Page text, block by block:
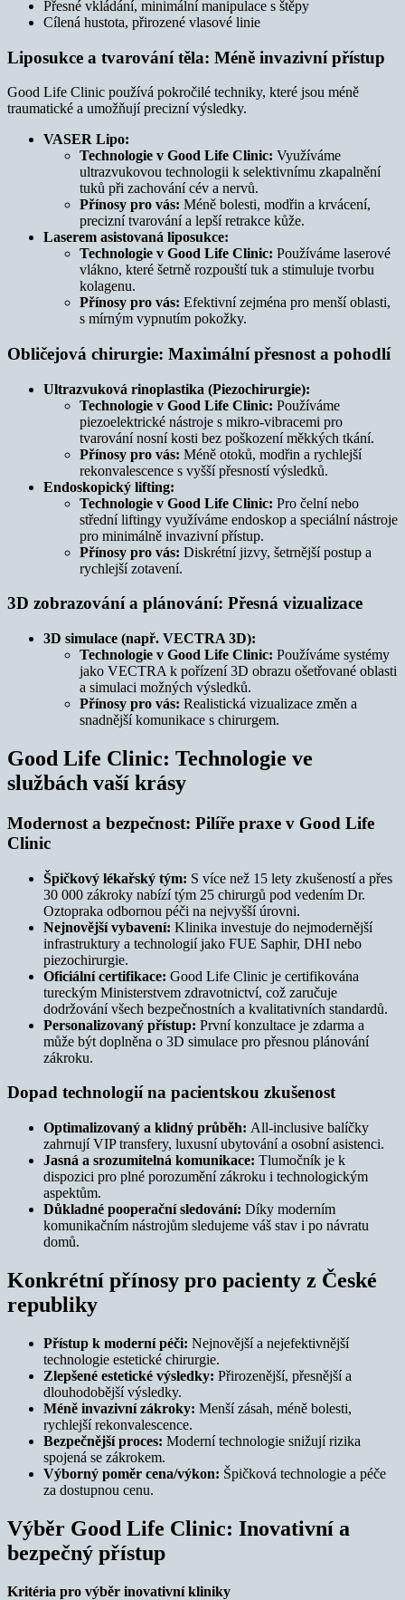
Přesné vkládání, minimální manipulace s štěpy
Cílená hustota, přirozené vlasové linie
Liposukce a tvarování těla: Méně invazivní přístup
Good Life Clinic používá pokročilé techniky, které jsou méně
traumatické a umožňují precizní výsledky.
VASER Lipo:
Technologie v Good Life Clinic: Využíváme
ultrazvukovou technologii k selektivnímu zkapalnění
tuků při zachování cév a nervů.
Přínosy pro vás: Méně bolesti, modřin a krvácení,
precizní tvarování a lepší retrakce kůže.
Laserem asistovaná liposukce:
Technologie v Good Life Clinic: Používáme laserové
vlákno, které šetrně rozpouští tuk a stimuluje tvorbu
kolagenu.
Přínosy pro vás: Efektivní zejména pro menší oblasti,
s mírným vypnutím pokožky.
Obličejová chirurgie: Maximální přesnost a pohodlí
Ultrazvuková rinoplastika (Piezochirurgie):
Technologie v Good Life Clinic: Používáme
piezoelektrické nástroje s mikro-vibracemi pro
tvarování nosní kosti bez poškození měkkých tkání.
Přínosy pro vás: Méně otoků, modřin a rychlejší
rekonvalescence s vyšší přesností výsledků.
Endoskopický lifting:
Technologie v Good Life Clinic: Pro čelní nebo
střední liftingy využíváme endoskop a speciální nástroje
pro minimálně invazivní přístup.
Přínosy pro vás: Diskrétní jizvy, šetrnější postup a
rychlejší zotavení.
3D zobrazování a plánování: Přesná vizualizace
3D simulace (např. VECTRA 3D):
Technologie v Good Life Clinic: Používáme systémy
jako VECTRA k pořízení 3D obrazu ošetřované oblasti
a simulaci možných výsledků.
Přínosy pro vás: Realistická vizualizace změn a
snadnější komunikace s chirurgem.
Good Life Clinic: Technologie ve
službách vaší krásy
Modernost a bezpečnost: Pilíře praxe v Good Life
Clinic
Špičkový lékařský tým: S více než 15 lety zkušeností a přes
30 000 zákroky nabízí tým 25 chirurgů pod vedením Dr.
Oztopraka odbornou péči na nejvyšší úrovni.
Nejnovější vybavení: Klinika investuje do nejmodernější
infrastruktury a technologií jako FUE Saphir, DHI nebo
piezochirurgie.
Oficiální certifikace: Good Life Clinic je certifikována
tureckým Ministerstvem zdravotnictví, což zaručuje
dodržování všech bezpečnostních a kvalitativních standardů.
Personalizovaný přístup: První konzultace je zdarma a
může být doplněna o 3D simulace pro přesnou plánování
zákroku.
Dopad technologií na pacientskou zkušenost
Optimalizovaný a klidný průběh: All-inclusive balíčky
zahrnují VIP transfery, luxusní ubytování a osobní asistenci.
Jasná a srozumitelná komunikace: Tlumočník je k
dispozici pro plné porozumění zákroku i technologickým
aspektům.
Důkladné pooperační sledování: Díky moderním
komunikačním nástrojům sledujeme váš stav i po návratu
domů.
Konkrétní přínosy pro pacienty z České
republiky
Přístup k moderní péči: Nejnovější a nejefektivnější
technologie estetické chirurgie.
Zlepšené estetické výsledky: Přirozenější, přesnější a
dlouhodobější výsledky.
Méně invazivní zákroky: Menší zásah, méně bolesti,
rychlejší rekonvalescence.
Bezpečnější proces: Moderní technologie snižují rizika
spojená se zákrokem.
Výborný poměr cena/výkon: Špičková technologie a péče
za dostupnou cenu.
Výběr Good Life Clinic: Inovativní a
bezpečný přístup
Kritéria pro výběr inovativní kliniky